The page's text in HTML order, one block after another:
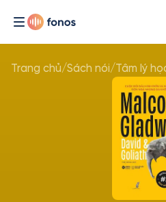
Trang chủ/Sách nói/Tâm lý